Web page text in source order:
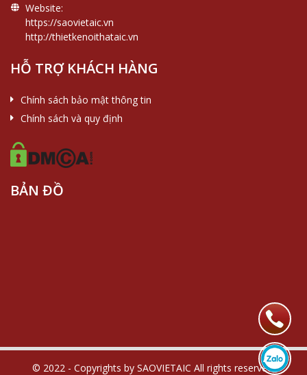
Website:
https://saovietaic.vn
http://thietkenoithataic.vn
HỖ TRỢ KHÁCH HÀNG
Chính sách bảo mật thông tin
Chính sách và quy định
BẢN ĐỒ
© 2022 - Copyrights by SAOVIETAIC All rights reserved.